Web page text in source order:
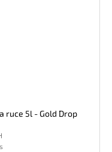
ruce 5l - Gold Drop